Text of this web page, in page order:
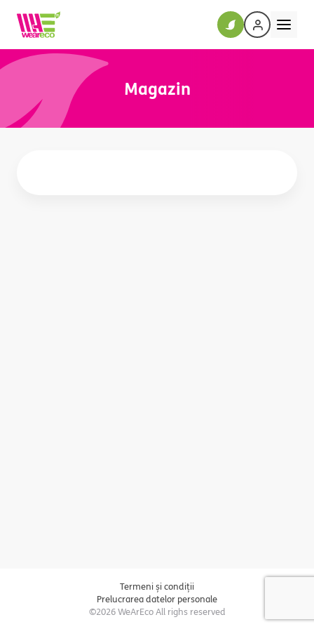
Magazin
©2026 WeArEco All righs reserved
Termeni și condiții
Prelucrarea datelor personale